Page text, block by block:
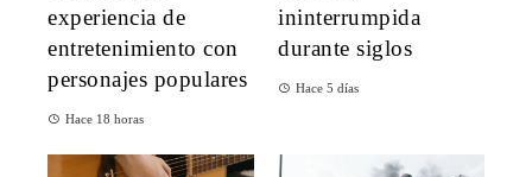
experiencia de
entretenimiento con
personajes populares
Hace 18 horas
ininterrumpida
durante siglos
Hace 5 días